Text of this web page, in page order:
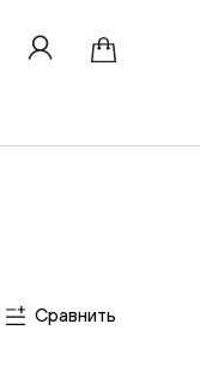
Сравнить